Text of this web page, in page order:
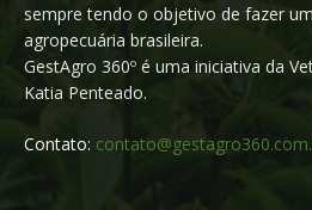
sempre tendo o objetivo de fazer
agropecuária brasileira.
GestAgro 360º é uma iniciativa da
Katia Penteado.
Contato: